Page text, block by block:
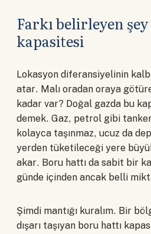
Farkı belirleyen
kapasitesi
Lokasyon diferansiyelinin
atar. Malı oradan oraya
kadar var? Doğal gazda bu
demek. Gaz, petrol gibi
kolayca taşınmaz, ucuz da
yerden tüketileceği yere
akar. Boru hattı da sabit bir
günde içinden ancak belli
Şimdi mantığı kuralım. Bir
dışarı taşıyan boru hattı